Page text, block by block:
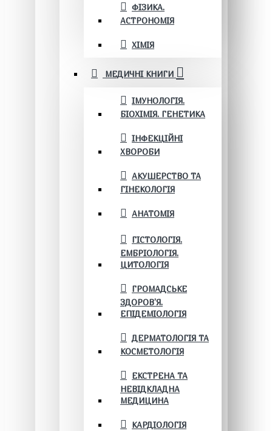
ФІЗИКА.
АСТРОНОМІЯ
ХІМІЯ
МЕДИЧНІ КНИГИ
ІМУНОЛОГІЯ.
БІОХІМІЯ. ГЕНЕТИКА
ІНФЕКЦІЙНІ
ХВОРОБИ
АКУШЕРСТВО ТА
ГІНЕКОЛОГІЯ
АНАТОМІЯ
ГІСТОЛОГІЯ.
ЕМБРІОЛОГІЯ.
ЦИТОЛОГІЯ
ГРОМАДСЬКЕ
ЗДОРОВ’Я.
ЕПІДЕМІОЛОГІЯ
ДЕРМАТОЛОГІЯ ТА
КОСМЕТОЛОГІЯ
ЕКСТРЕНА ТА
НЕВІДКЛАДНА
МЕДИЦИНА
КАРДІОЛОГІЯ